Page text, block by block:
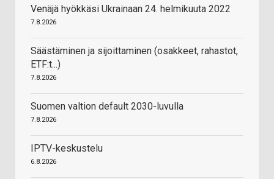
Venäjä hyökkäsi Ukrainaan 24. helmikuuta 2022
7.8.2026
Säästäminen ja sijoittaminen (osakkeet, rahastot,
ETF:t...)
7.8.2026
Suomen valtion default 2030-luvulla
7.8.2026
IPTV-keskustelu
6.8.2026